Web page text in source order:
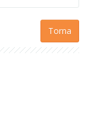
Torna